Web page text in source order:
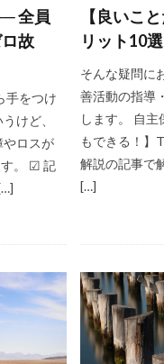
全員
故
手をつけ
けど、
やロスが
す。 ☑ 記
【良いこ
リット10
そんな疑問に
善活動の指導
します。 自
もできる！】
解説の記事で
[…]